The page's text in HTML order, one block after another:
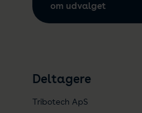
om udvalget
Deltagere
Tribotech ApS